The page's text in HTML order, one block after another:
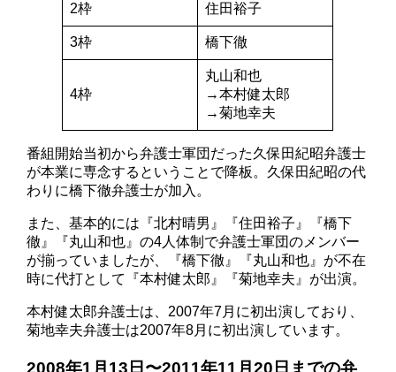
2枠 住田裕子
3枠 橋下徹
4枠
丸山和也
→本村健太郎
→菊地幸夫
番組開始当初から弁護士軍団だった久保田紀昭弁護士
が本業に専念するということで降板。久保田紀昭の代
わりに橋下徹弁護士が加入。
また、基本的には『北村晴男』『住田裕子』『橋下
徹』『丸山和也』の4人体制で弁護士軍団のメンバー
が揃っていましたが、『橋下徹』『丸山和也』が不在
時に代打として『本村健太郎』『菊地幸夫』が出演。
本村健太郎弁護士は、2007年7月に初出演しており、
菊地幸夫弁護士は2007年8月に初出演しています。
2008年1月13日〜2011年11月20日までの弁